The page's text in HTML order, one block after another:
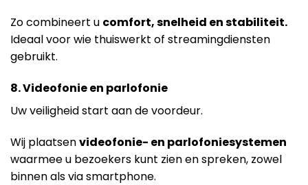
Zo combineert u comfort, snelheid en stabiliteit.
Ideaal voor wie thuiswerkt of streamingdiensten
gebruikt.
8. Videofonie en parlofonie
Uw veiligheid start aan de voordeur.
Wij plaatsenvideofonie- en parlofoniesystemen
waarmee u bezoekers kunt zien en spreken, zowel
binnen als via smartphone.